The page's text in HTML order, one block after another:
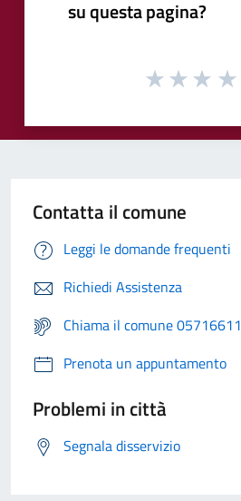
su questa pagina?
Contatta il comune
Leggi le domande frequenti
Richiedi Assistenza
Chiama il comune 05716611
Prenota un appuntamento
Problemi in città
Segnala disservizio